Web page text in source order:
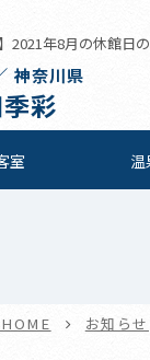
2021年8月の休館日
神奈川県
彩
室 温
お知らせ